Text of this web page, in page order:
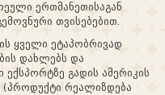
ერთმანეთისაგან
თვისებებით.
ყველი ეტაპობრივად
დახლებს და
გადის ამერიკის
(პროდუქტი რეალიზდება